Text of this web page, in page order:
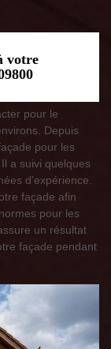
votre
pour le
Depuis
pour les
a suivi quelques
d’expérience.
façade afin
pour les
un résultat
façade pendant